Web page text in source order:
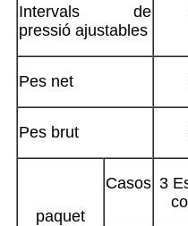
Intervals de
pressió ajustables
Pes net
Pes brut
paquet
Casos 3